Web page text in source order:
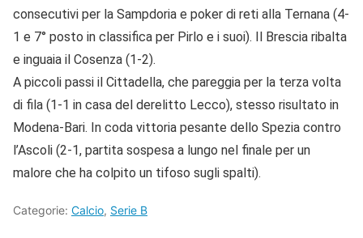
consecutivi per la Sampdoria e poker di reti alla Ternana (4-
1 e 7° posto in classifica per Pirlo e i suoi). Il Brescia ribalta
e inguaia il Cosenza (1-2).
A piccoli passi il Cittadella, che pareggia per la terza volta
di fila (1-1 in casa del derelitto Lecco), stesso risultato in
Modena-Bari. In coda vittoria pesante dello Spezia contro
l’Ascoli (2-1, partita sospesa a lungo nel finale per un
malore che ha colpito un tifoso sugli spalti).
Categorie: Calcio, Serie B